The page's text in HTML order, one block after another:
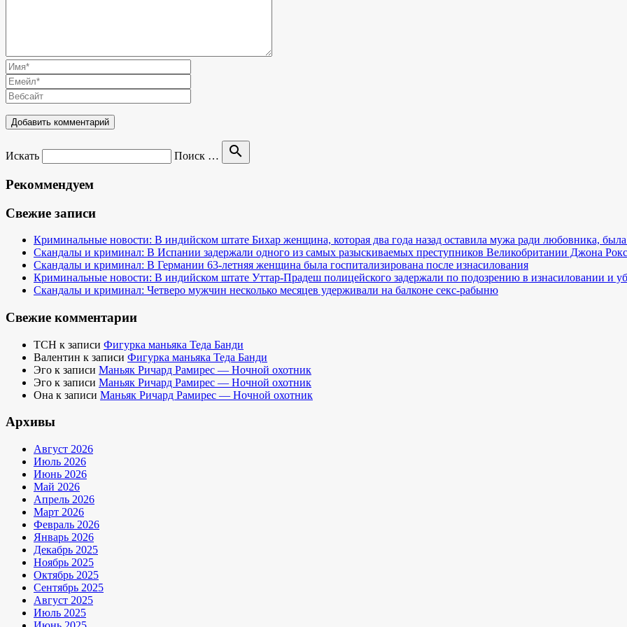
Искать Поиск … search
Рекоммендуем
Свежие записи
Криминальные новости: В индийском штате Бихар женщина, которая два года назад оставила мужа ради любовника,
Скандалы и криминал: В Испании задержали одного из самых разыскиваемых преступников Великобритании Джона
Скандалы и криминал: В Германии 63-летняя женщина была госпитализирована после изнасилования
Криминальные новости: В индийском штате Уттар-Прадеш полицейского задержали по подозрению в изнасиловании и
Скандалы и криминал: Четверо мужчин несколько месяцев удерживали на балконе секс-рабыню
Свежие комментарии
TCH к записи Фигурка маньяка Теда Банди
Валентин к записи Фигурка маньяка Теда Банди
Эго к записи Маньяк Ричард Рамирес — Ночной охотник
Эго к записи Маньяк Ричард Рамирес — Ночной охотник
Она к записи Маньяк Ричард Рамирес — Ночной охотник
Архивы
Август 2026
Июль 2026
Июнь 2026
Май 2026
Апрель 2026
Март 2026
Февраль 2026
Январь 2026
Декабрь 2025
Ноябрь 2025
Октябрь 2025
Сентябрь 2025
Август 2025
Июль 2025